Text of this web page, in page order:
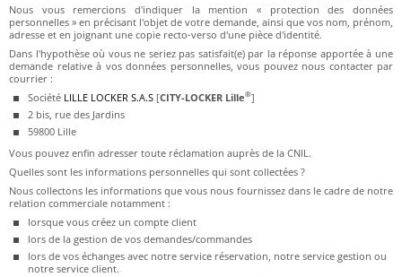
Nous vous remercions d'indiquer la mention « protection des données
personnelles » en précisant l'objet de votre demande, ainsi que vos nom, prénom,
adresse et en joignant une copie recto-verso d'une pièce d'identité.
Dans l'hypothèse où vous ne seriez pas satisfait(e) par la réponse apportée à une
demande relative à vos données personnelles, vous pouvez nous contacter par
courrier :
Société LILLE LOCKER S.A.S [CITY-LOCKER Lille®]
2 bis, rue des Jardins
59800 Lille
Vous pouvez enfin adresser toute réclamation auprès de la CNIL.
Quelles sont les informations personnelles qui sont collectées ?
Nous collectons les informations que vous nous fournissez dans le cadre de notre
relation commerciale notamment :
lorsque vous créez un compte client
lors de la gestion de vos demandes/commandes
lors de vos échanges avec notre service réservation, notre service gestion ou
notre service client.